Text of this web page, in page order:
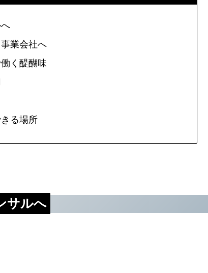
業会社へ
く醍醐味
る場所
サルへ